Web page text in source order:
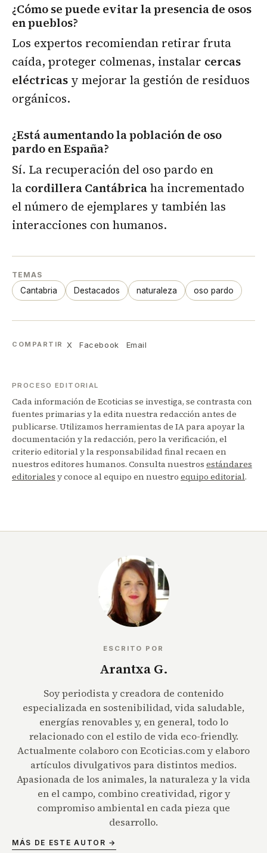
¿Cómo se puede evitar la presencia de osos
en pueblos?
Los expertos recomiendan retirar fruta
caída, proteger colmenas, instalar cercas
eléctricas y mejorar la gestión de residuos
orgánicos.
¿Está aumentando la población de oso
pardo en España?
Sí. La recuperación del oso pardo en
la cordillera Cantábricaha incrementado
el número de ejemplares y también las
interacciones con humanos.
TEMAS
Cantabria Destacados naturaleza oso pardo
COMPARTIR X Facebook Email
PROCESO EDITORIAL
Cada información de Ecoticias se investiga, se contrasta con
fuentes primarias y la edita nuestra redacción antes de
publicarse. Utilizamos herramientas de IA para apoyar la
documentación y la redacción, pero la verificación, el
criterio editorial y la responsabilidad final recaen en
nuestros editores humanos. Consulta nuestros estándares
editoriales y conoce al equipo en nuestro equipo editorial.
ESCRITO POR
Arantxa G.
Soy periodista y creadora de contenido
especializada en sostenibilidad, vida saludable,
energías renovables y, en general, todo lo
relacionado con el estilo de vida eco-friendly.
Actualmente colaboro con Ecoticias.com y elaboro
artículos divulgativos para distintos medios.
Apasionada de los animales, la naturaleza y la vida
en el campo, combino creatividad, rigor y
compromiso ambiental en cada pieza que
desarrollo.
MÁS DE ESTE AUTOR →